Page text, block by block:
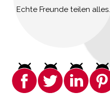
Echte Freunde teilen alles.